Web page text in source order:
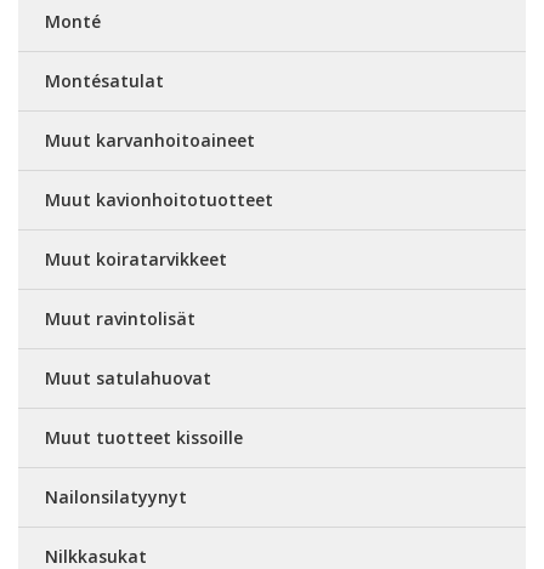
Monté
Montésatulat
Muut karvanhoitoaineet
Muut kavionhoitotuotteet
Muut koiratarvikkeet
Muut ravintolisät
Muut satulahuovat
Muut tuotteet kissoille
Nailonsilatyynyt
Nilkkasukat